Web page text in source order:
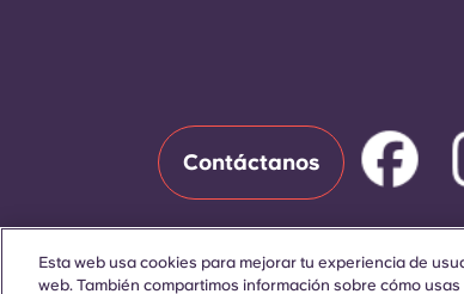
Contáctanos
Esta web usa cookies para mejorar tu experiencia de
web. También compartimos información sobre cómo